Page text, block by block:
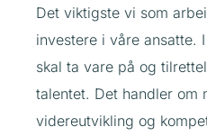
Det viktigste vi som
investere i våre ansatte.
skal ta vare på og
talentet. Det handler om
videreutvikling og